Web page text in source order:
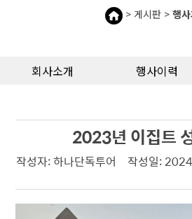
> 게시판 > 행
회사소개 행사이력
2023년 이집트
작성자: 하나단독투어 작성일: